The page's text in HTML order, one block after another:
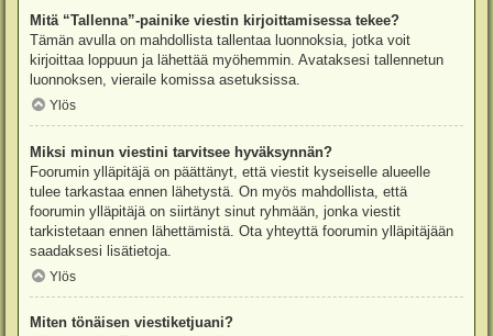
Mitä “Tallenna”-painike viestin kirjoittamisessa tekee?
Tämän avulla on mahdollista tallentaa luonnoksia, jotka voit
kirjoittaa loppuun ja lähettää myöhemmin. Avataksesi tallennetun
luonnoksen, vieraile komissa asetuksissa.
Ylös
Miksi minun viestini tarvitsee hyväksynnän?
Foorumin ylläpitäjä on päättänyt, että viestit kyseiselle alueelle
tulee tarkastaa ennen lähetystä. On myös mahdollista, että
foorumin ylläpitäjä on siirtänyt sinut ryhmään, jonka viestit
tarkistetaan ennen lähettämistä. Ota yhteyttä foorumin ylläpitäjään
saadaksesi lisätietoja.
Ylös
Miten tönäisen viestiketjuani?